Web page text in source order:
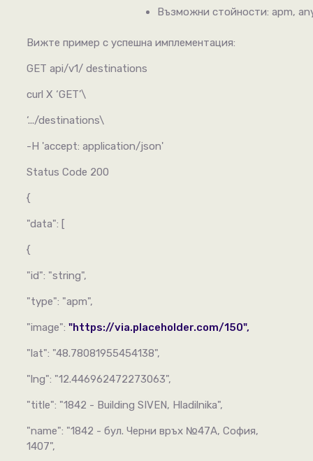
Възможни стойности: apm,
Вижте пример с успешна имплементация:
GET api/v1/ destinations
curl X ‘GET’\
‘.../destinations\
-H 'accept: application/json'
Status Code 200
{
"data": [
{
"id": "string",
"type": "apm",
"image": "https://via.placeholder.com/150",
"lat": "48.78081955454138",
"lng": "12.446962472273063",
"title": "1842 - Building SIVEN, Hladilnika",
"name": "1842 - бул. Черни връх №47А, София,
1407",